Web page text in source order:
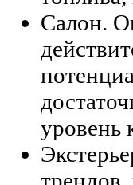
Салон.
уровень